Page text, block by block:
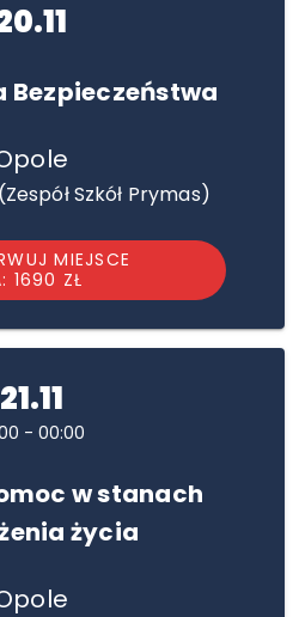
Bezpieczeństwa
Szkół Prymas)
MIEJSCE
1690 ZŁ
21.11
- 00:00
w stanach
życia